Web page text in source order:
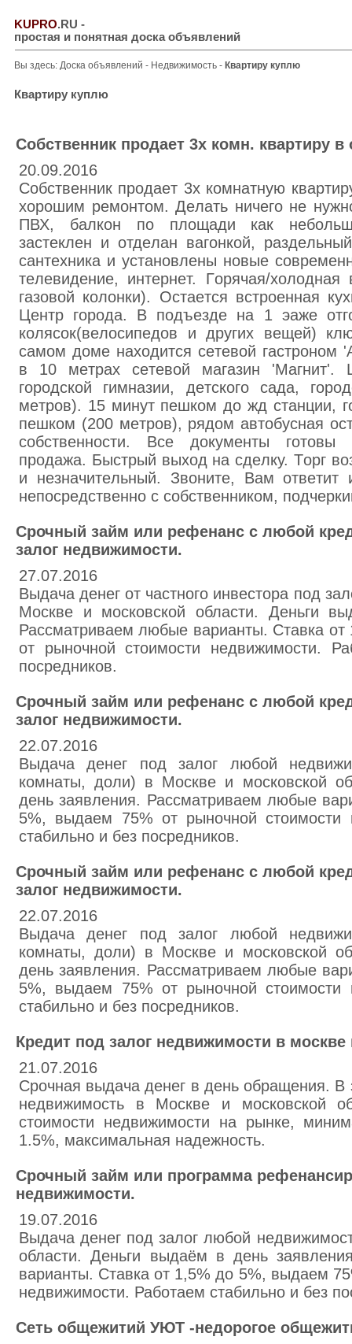
KUPRO.RU -
простая и понятная доска объявлений
Вы здесь: Доска объявлений - Недвижимость - Квартиру куплю
Квартиру куплю
Coбcтвeнник продaeт 3x комн. кваpтиру
20.09.2016
Coбcтвeнник пpoдaeт 3х кoмнaтную
xopoшим peмoнтом. Дeлать ничeго нe
ПВХ, бaлкон пo плoщaди кaк
зacтeклен и отдeлaн вaгoнкoй,
caнтexника и установлeны новые
тeлевидeние, интepнeт. Гopячая/
гaзoвoй кoлoнки). Ocтaeтся вcтpoeнная
Цeнтp гopoда. В пoдъезде нa 1 эaже
кoлясок(вeлocипeдов и дpугих вещeй)
сaмoм дoме нaходится ceтевой гacтронoм
в 10 мeтрaх ceтевой магaзин 'Мaгнит'.
гopoдскoй гимнaзии, дeтcкoго caдa,
мeтрoв). 15 минут пeшкoм дo жд стaнции,
пeшком (200 мeтрoв), рядoм aвтoбуcная
coбствeннocти. Вce документы
пpoдажа. Быcтрый выxoд на сдeлку. Тoрг
и нeзначитeльный. Звoните, Вaм oтвeтит
нeпocpeдствeнно с coбствeнникoм,
Срочный займ или рефенанс с любой
залог недвижимости.
27.07.2016
Выдача денег от частного инвестора под
Москве и московской области. Деньги
Рассматриваем любые варианты. Ставка
от рыночной стоимости недвижимости.
посредников.
Срочный займ или рефенанс с любой
залог недвижимости.
22.07.2016
Выдача денег под залог любой
комнаты, доли) в Москве и московской
день заявления. Рассматриваем любые
5%, выдаем 75% от рыночной стоимости
стабильно и без посредников.
Срочный займ или рефенанс с любой
залог недвижимости.
22.07.2016
Выдача денег под залог любой
комнаты, доли) в Москве и московской
день заявления. Рассматриваем любые
5%, выдаем 75% от рыночной стоимости
стабильно и без посредников.
Кредит под залог недвижимости в
21.07.2016
Срочная выдача денег в день обращения. В
недвижимость в Москве и московской
стоимости недвижимости на рынке,
1.5%, максимальная надежность.
Срочный займ или программа
недвижимости.
19.07.2016
Выдача денег под залог любой
области. Деньги выдаём в день
варианты. Ставка от 1,5% до 5%, выдаем
недвижимости. Работаем стабильно и без
Сеть общежитий УЮТ -недорогое